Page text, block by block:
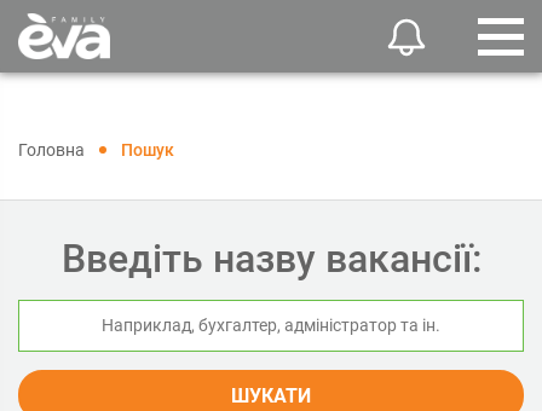
Головна Пошук
Введіть назву вакансії:
ШУКАТИ